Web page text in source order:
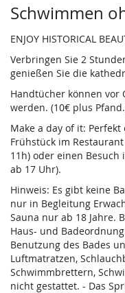
Produkte
Schwimmen
ENJOY HISTORICAL
Verbringen Sie 2
genießen Sie die
Handtücher können vor
werden. (10€ plus
Make a day of it:
Frühstück im
11h) oder einen Besuch
ab 17 Uhr).
Hinweis: Es gibt keine
nur in Begleitung
Sauna nur ab 18 Jahre.
Haus- und
Benutzung des Bades
Luftmatratzen,
Schwimmbrettern,
nicht gestattet. - Das